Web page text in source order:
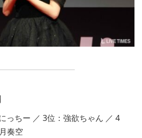
っちー ／ 3位：強欲ちゃん ／ 4
奏空